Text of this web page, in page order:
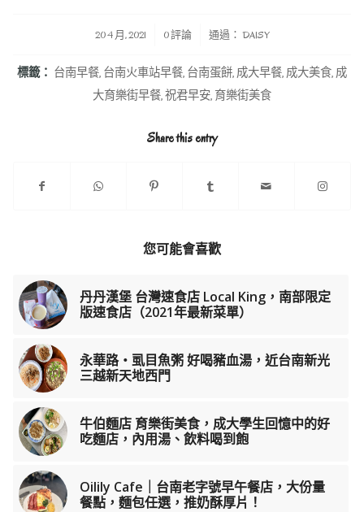
20 4 月, 2021
/ 0 評論 通過： DAISY
標籤： 台南早餐, 台南火車站早餐, 台南蛋餅, 成大早餐, 成大美食, 成
大育樂街早餐,祝君早安, 育樂街美食
Share this entry
您可能會喜歡
丹丹漢堡 台灣速食店 Local King，南部限定
版速食店（2021年最新菜單）
永華路‧虱目魚粥 好喝豬血湯，近台南新光
三越新天地西門
牛伯麵店 育樂街美食，成大學生回憶中的好
吃麵店，內用湯、飲料喝到飽
Oilily Cafe｜台南老字號早午餐店，大份量
餐點，麵包任選，推奶酥厚片！